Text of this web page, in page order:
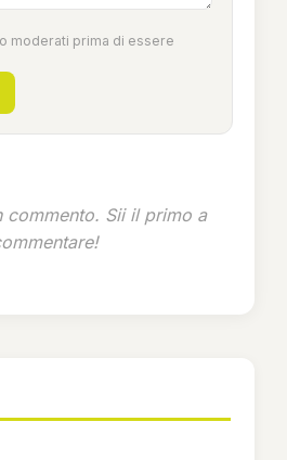
moderati prima di essere
commento. Sii il primo a